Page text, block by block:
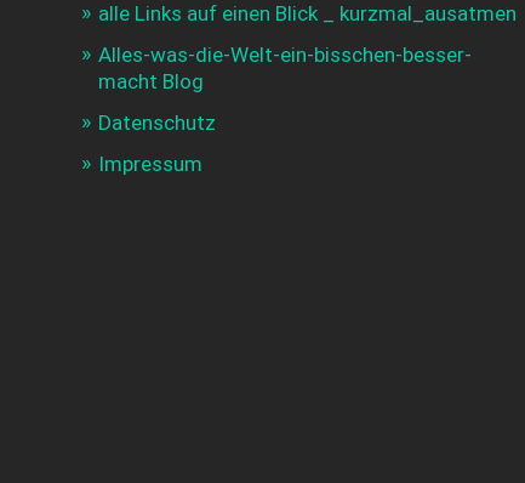
alle Links auf einen Blick _ kurzmal_ausatmen
Alles-was-die-Welt-ein-bisschen-besser-
macht Blog
Datenschutz
Impressum